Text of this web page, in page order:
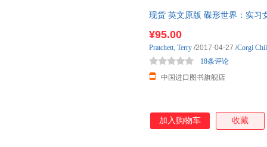
现货 英文原版 碟形世界：实习
¥95.00
中国进口图书旗舰店
18条评论
Pratchett, Terry /2017-04-27 /Corgi
加入购物车 收藏